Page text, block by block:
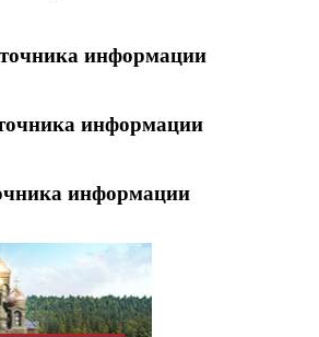
информации
информации
информации